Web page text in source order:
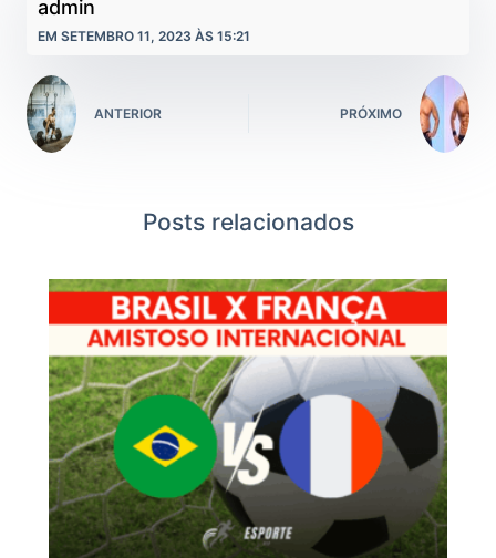
admin
EM SETEMBRO 11, 2023 ÀS 15:21
ANTERIOR PRÓXIMO
Posts relacionados